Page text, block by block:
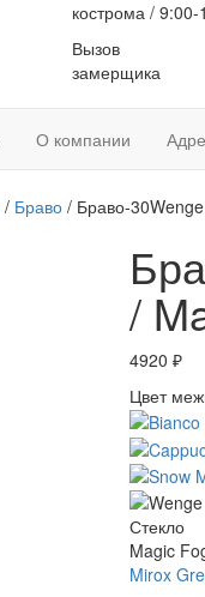
кострома / 9:00-
Вызов
замерщика
О компании
/ Браво/ Браво-
/
4920₽
Цвет
Стекло
Magic
Mirox